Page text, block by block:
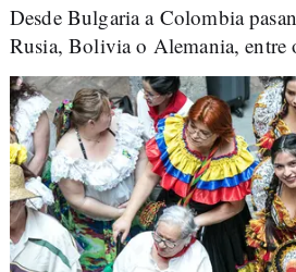
Desde Bulgaria a Colombia
Rusia, Bolivia o Alemania, entre